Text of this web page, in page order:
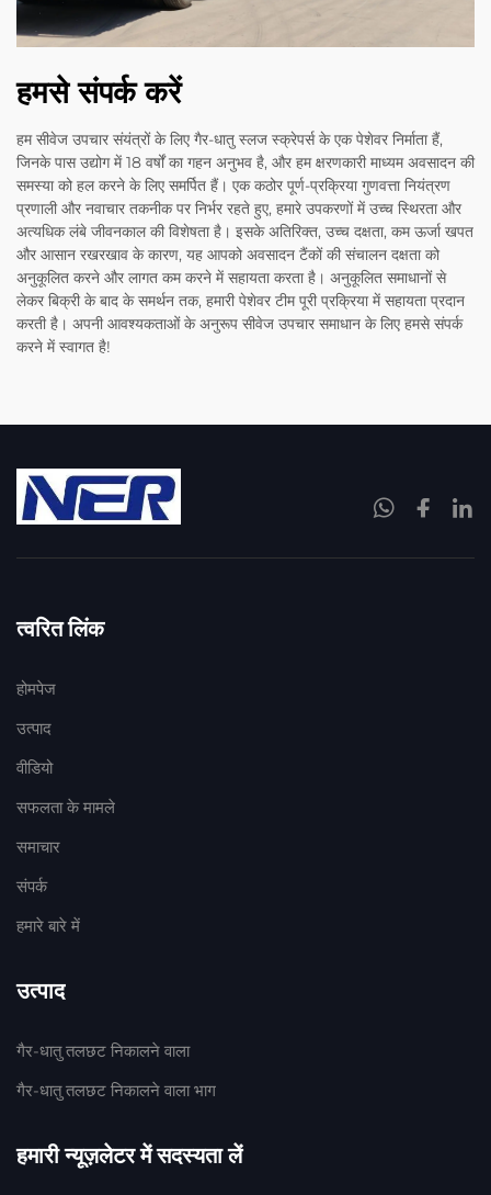
हमसे संपर्क करें
हम सीवेज उपचार संयंत्रों के लिए गैर-धातु स्लज स्क्रेपर्स के एक पेशेवर निर्माता हैं,
जिनके पास उद्योग में 18 वर्षों का गहन अनुभव है, और हम क्षरणकारी माध्यम अवसादन की
समस्या को हल करने के लिए समर्पित हैं। एक कठोर पूर्ण-प्रक्रिया गुणवत्ता नियंत्रण
प्रणाली और नवाचार तकनीक पर निर्भर रहते हुए, हमारे उपकरणों में उच्च स्थिरता और
अत्यधिक लंबे जीवनकाल की विशेषता है। इसके अतिरिक्त, उच्च दक्षता, कम ऊर्जा खपत
और आसान रखरखाव के कारण, यह आपको अवसादन टैंकों की संचालन दक्षता को
अनुकूलित करने और लागत कम करने में सहायता करता है। अनुकूलित समाधानों से
लेकर बिक्री के बाद के समर्थन तक, हमारी पेशेवर टीम पूरी प्रक्रिया में सहायता प्रदान
करती है। अपनी आवश्यकताओं के अनुरूप सीवेज उपचार समाधान के लिए हमसे संपर्क
करने में स्वागत है!
त्वरित लिंक
होमपेज
उत्पाद
वीडियो
सफलता के मामले
समाचार
संपर्क
हमारे बारे में
उत्पाद
गैर-धातु तलछट निकालने वाला
गैर-धातु तलछट निकालने वाला भाग
हमारी न्यूज़लेटर में सदस्यता लें